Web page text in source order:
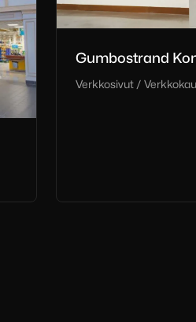
Gumbostrand
Verkkosivut /